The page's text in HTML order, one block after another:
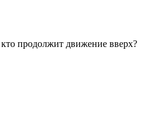
продолжит движение вверх?